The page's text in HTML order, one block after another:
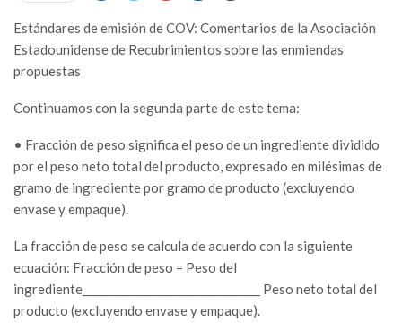
Estándares de emisión de COV: Comentarios de la Asociación
Estadounidense de Recubrimientos sobre las enmiendas
propuestas
Continuamos con la segunda parte de este tema:
• Fracción de peso significa el peso de un ingrediente dividido
por el peso neto total del producto, expresado en milésimas de
gramo de ingrediente por gramo de producto (excluyendo
envase y empaque).
La fracción de peso se calcula de acuerdo con la siguiente
ecuación: Fracción de peso = Peso del
ingrediente_________________________________ Peso neto total del
producto (excluyendo envase y empaque).